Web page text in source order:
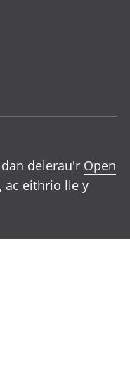
delerau'r Open
, ac eithrio lle y